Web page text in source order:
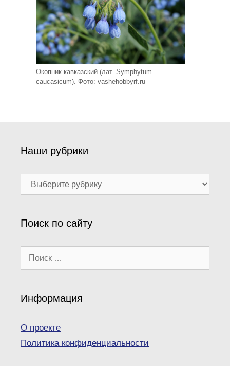
Окопник кавказский (лат. Symphytum
caucasicum). Фото: vashehobbyrf.ru
Наши рубрики
Наши
рубрики
Поиск по сайту
Поиск:
Информация
О проекте
Политика конфиденциальности